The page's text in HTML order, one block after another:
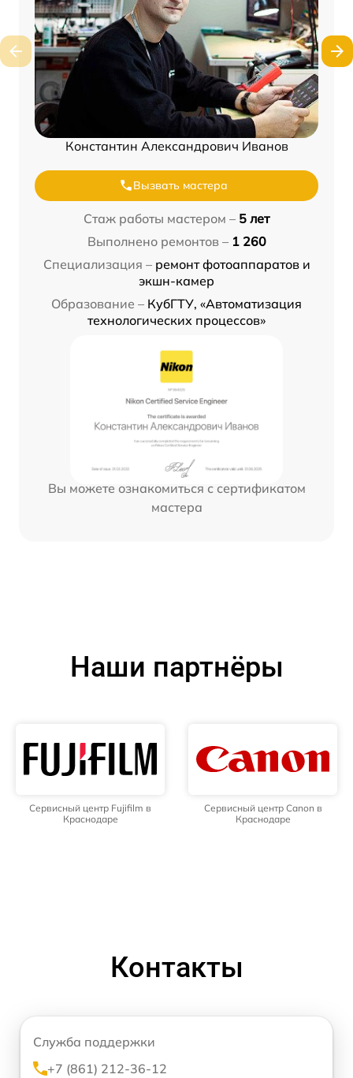
Константин Александрович Иванов
Вызвать мастера
Стаж работы мастером – 5 лет
Выполнено ремонтов – 1 260
Специализация – ремонт фотоаппаратов и
экшн-камер
Образование – КубГТУ, «Автоматизация
технологических процессов»
Вы можете ознакомиться с сертификатом
мастера
Наши партнёры
Сервисный центр Fujifilm в
Краснодаре
Сервисный центр Canon в
Краснодаре
Контакты
Служба поддержки
+7 (861) 212-36-12